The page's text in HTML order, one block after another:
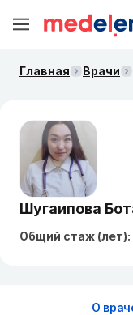
Главная Врачи
Шугаипова
Общий стаж (лет):
О